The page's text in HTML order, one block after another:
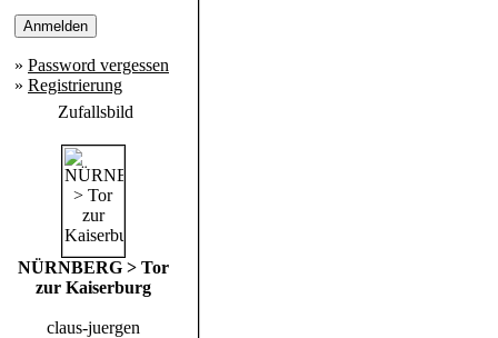
» Password vergessen
» Registrierung
Zufallsbild
NÜRNBERG > Tor
zur Kaiserburg
claus-juergen